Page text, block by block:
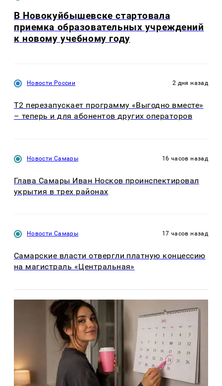
В Новокуйбышевске стартовала
приемка образовательных учреждений
к новому учебному году
Новости России 2 дня назад
Т2 перезапускает программу «Выгодно вместе»
– теперь и для абонентов других операторов
Новости Самары 16 часов назад
Глава Самары Иван Носков проинспектировал
укрытия в трех районах
Новости Самары 17 часов назад
Самарские власти отвергли платную концессию
на магистраль «Центральная»